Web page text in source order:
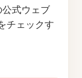
式ウェブ
チェックす